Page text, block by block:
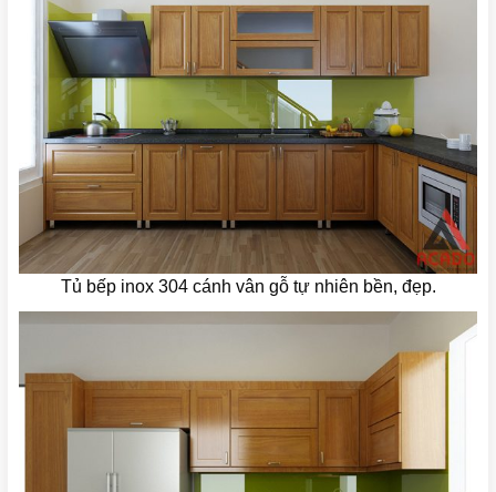
Tủ bếp inox 304 cánh vân gỗ tự nhiên bền, đẹp.